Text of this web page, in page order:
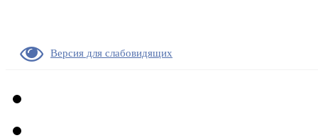
Версия для слабовидящих